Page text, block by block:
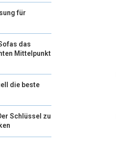
für
das
Mittelpunkt
die beste
Schlüssel zu